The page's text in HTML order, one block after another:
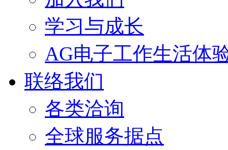
学习与成长
AG电子工作生活体
联络我们
各类洽询
全球服务据点